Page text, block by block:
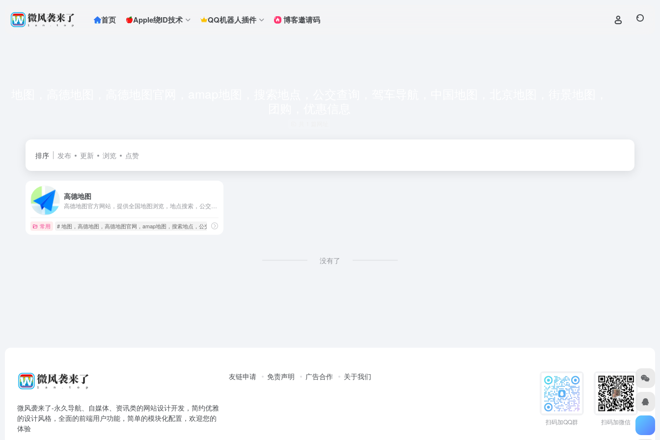
首页 Apple绕ID技术 QQ机器人插件 博客邀请码
排序 发布 更新 浏览 点赞
高德地图
常用 # 地图，高德地图，高德地图官网，amap地图，搜索地点，公交查询，驾车导航，中国地图，北京地图，街景地图，团购，优惠信息
没有了
微风袭来了-永久导航、自媒体、资讯类的网站设计开发，简约优雅
的设计风格，全面的前端用户功能，简单的模块化配置，欢迎您的
体验
友链申请 免责声明 广告合作 关于我们
扫码加QQ群 扫码加微信